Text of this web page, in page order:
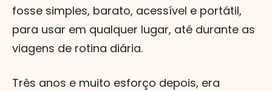
fosse simples, barato, acessível e portátil,
para usar em qualquer lugar, até durante as
viagens de rotina diária.
Três anos e muito esforço depois, era